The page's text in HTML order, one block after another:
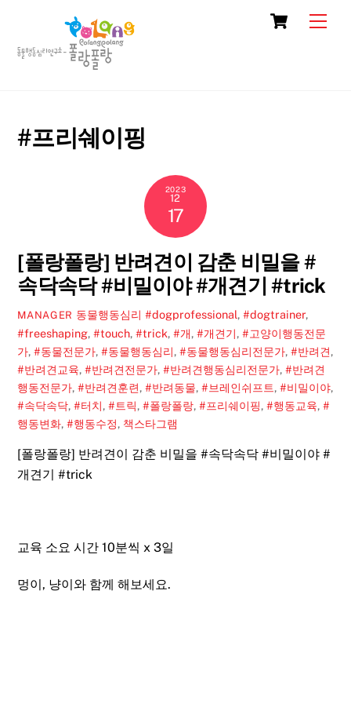
content
Cart
#프리쉐이핑
2023
12
17
[폴랑폴랑] 반려견이 감춘 비밀을 #
속닥속닥 #비밀이야 #개견기 #trick
MANAGER 동물행동심리 #dogprofessional, #dogtrainer,
#freeshaping,#touch,#trick,#개,#개견기,#고양이행동전문
가,#동물전문가,#동물행동심리,#동물행동심리전문가,#반려견,
#반려견교육,#반려견전문가,#반려견행동심리전문가,#반려견
행동전문가,#반려견훈련,#반려동물,#브레인쉬프트,#비밀이야,
#속닥속닥,#터치,#트릭,#폴랑폴랑,#프리쉐이핑,#행동교육,#
행동변화,#행동수정, 책스타그램
[폴랑폴랑] 반려견이 감춘 비밀을#속닥속닥 #비밀이야 #
개견기 #trick
교육 소요 시간 10분씩 x 3일
멍이, 냥이와 함께 해보세요.